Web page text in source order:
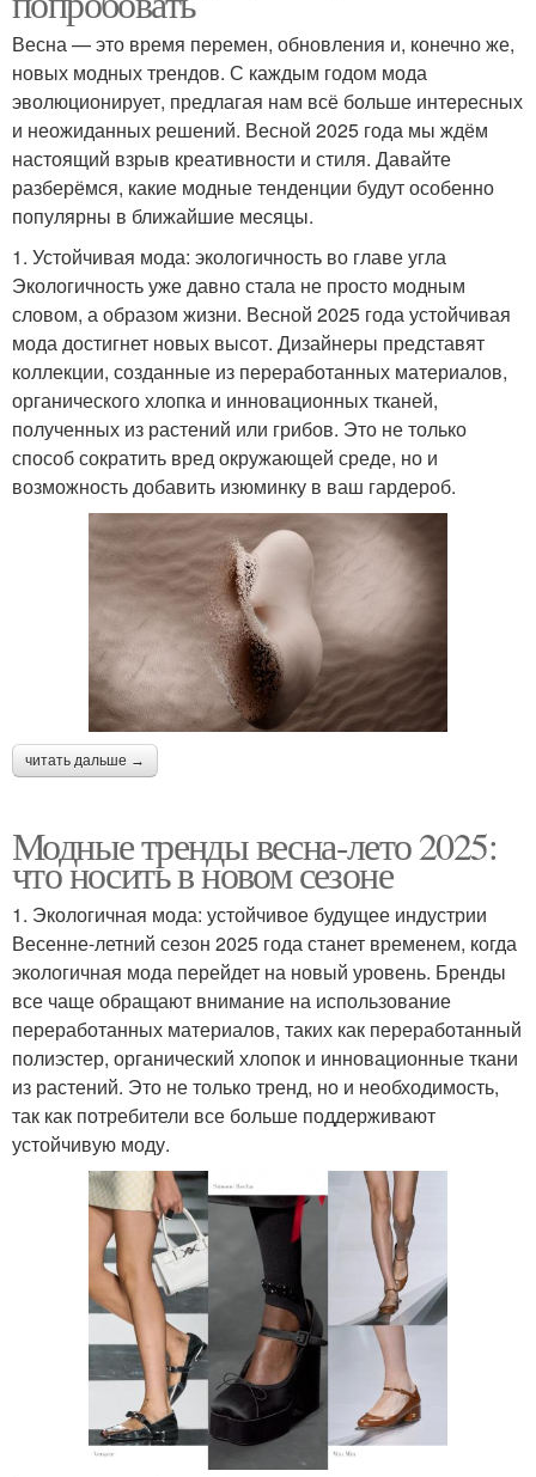
Весна — это время перемен, обновления и, конечно же,
новых модных трендов. С каждым годом мода
эволюционирует, предлагая нам всё больше интересных
и неожиданных решений. Весной 2025 года мы ждём
настоящий взрыв креативности и стиля. Давайте
разберёмся, какие модные тенденции будут особенно
популярны в ближайшие месяцы.
1. Устойчивая мода: экологичность во главе угла
Экологичность уже давно стала не просто модным
словом, а образом жизни. Весной 2025 года устойчивая
мода достигнет новых высот. Дизайнеры представят
коллекции, созданные из переработанных материалов,
органического хлопка и инновационных тканей,
полученных из растений или грибов. Это не только
способ сократить вред окружающей среде, но и
возможность добавить изюминку в ваш гардероб.
читать дальше →
Модные тренды весна-лето 2025:
что носить в новом сезоне
1. Экологичная мода: устойчивое будущее индустрии
Весенне-летний сезон 2025 года станет временем, когда
экологичная мода перейдет на новый уровень. Бренды
все чаще обращают внимание на использование
переработанных материалов, таких как переработанный
полиэстер, органический хлопок и инновационные ткани
из растений. Это не только тренд, но и необходимость,
так как потребители все больше поддерживают
устойчивую моду.